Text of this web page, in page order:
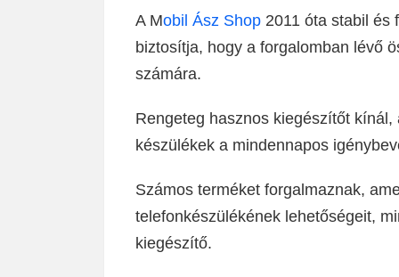
A Mobil Ász Shop 2011 óta stabil és
biztosítja, hogy a forgalomban lévő
számára.
Rengeteg hasznos kiegészítőt
készülékek a mindennapos
Számos terméket forgalmaznak,
telefonkészülékének lehetőségeit,
kiegészítő.